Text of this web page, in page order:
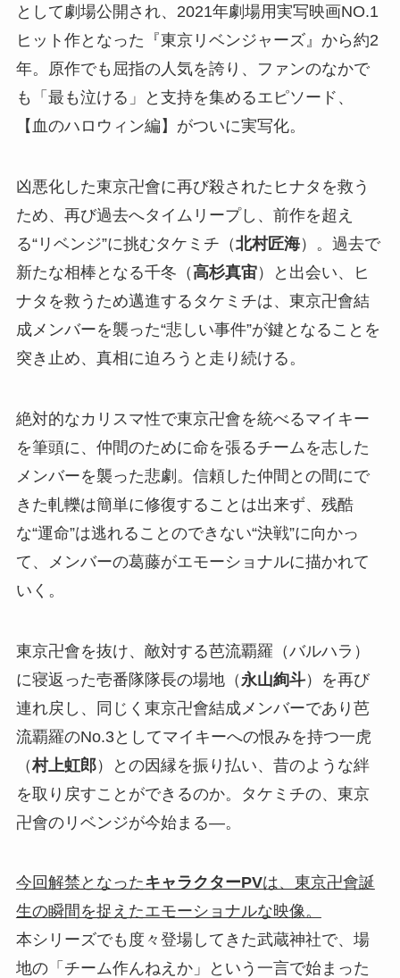
として劇場公開され、2021年劇場用実写映画NO.1
ヒット作となった『東京リベンジャーズ』から約2
年。原作でも屈指の人気を誇り、ファンのなかで
も「最も泣ける」と支持を集めるエピソード、
【血のハロウィン編】がついに実写化。
凶悪化した東京卍會に再び殺されたヒナタを救う
ため、再び過去へタイムリープし、前作を超え
る“リベンジ”に挑むタケミチ（北村匠海）。過去で
新たな相棒となる千冬（高杉真宙）と出会い、ヒ
ナタを救うため邁進するタケミチは、東京卍會結
成メンバーを襲った“悲しい事件”が鍵となることを
突き止め、真相に迫ろうと走り続ける。
絶対的なカリスマ性で東京卍會を統べるマイキー
を筆頭に、仲間のために命を張るチームを志した
メンバーを襲った悲劇。信頼した仲間との間にで
きた軋轢は簡単に修復することは出来ず、残酷
な“運命”は逃れることのできない“決戦”に向かっ
て、メンバーの葛藤がエモーショナルに描かれて
いく。
東京卍會を抜け、敵対する芭流覇羅（バルハラ）
に寝返った壱番隊隊長の場地（ 永山絢斗）を再び
連れ戻し、同じく東京卍會結成メンバーであり芭
流覇羅のNo.3としてマイキーへの恨みを持つ一虎
（村上虹郎）との因縁を振り払い、昔のような絆
を取り戻すことができるのか。タケミチの、東京
卍會のリベンジが今始まる―。
今回解禁となったキャラクターPVは、東京卍會誕
生の瞬間を捉えたエモーショナルな映像。
本シリーズでも度々登場してきた武蔵神社で、場
地の「チーム作んねえか」という一言で始まった